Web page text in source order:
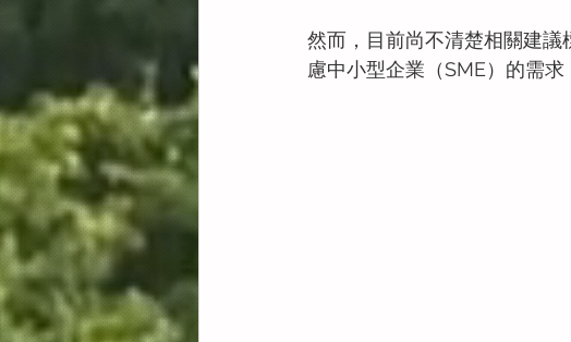
然而，目前尚不清楚相關建
慮中小型企業（SME）的需求